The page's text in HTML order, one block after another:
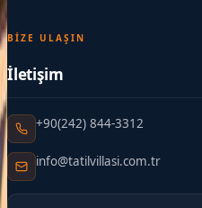
BIZE ULAŞIN
İletişim
+90(242) 844-3312
info@tatilvillasi.com.tr